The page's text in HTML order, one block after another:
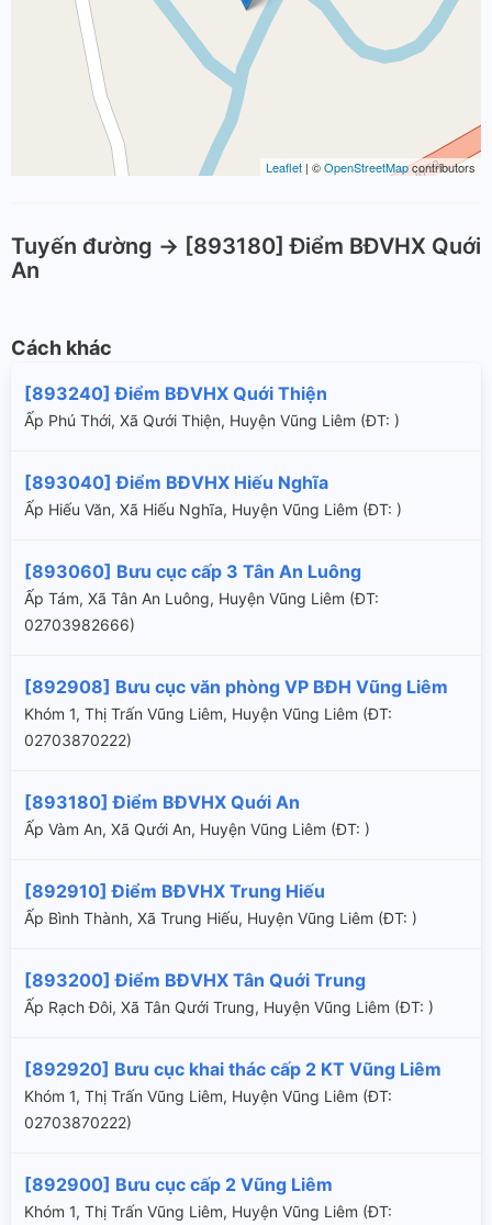
Leaflet | ©OpenStreetMapcontributors
Tuyến đường -> [893180] Điểm BĐVHX Quới
An
Cách khác
[893240] Điểm BĐVHX Quới Thiện
Ấp Phú Thới, Xã Qưới Thiện, Huyện Vũng Liêm (ÐT: )
[893040] Điểm BĐVHX Hiếu Nghĩa
Ấp Hiếu Văn, Xã Hiếu Nghĩa, Huyện Vũng Liêm (ÐT: )
[893060] Bưu cục cấp 3 Tân An Luông
Ấp Tám, Xã Tân An Luông, Huyện Vũng Liêm (ÐT:
02703982666)
[892908] Bưu cục văn phòng VP BĐH Vũng Liêm
Khóm 1, Thị Trấn Vũng Liêm, Huyện Vũng Liêm (ÐT:
02703870222)
[893180] Điểm BĐVHX Quới An
Ấp Vàm An, Xã Qưới An, Huyện Vũng Liêm (ÐT: )
[892910] Điểm BĐVHX Trung Hiếu
Ấp Bình Thành, Xã Trung Hiếu, Huyện Vũng Liêm (ÐT: )
[893200] Điểm BĐVHX Tân Quới Trung
Ấp Rạch Đôi, Xã Tân Qưới Trung, Huyện Vũng Liêm (ÐT: )
[892920] Bưu cục khai thác cấp 2 KT Vũng Liêm
Khóm 1, Thị Trấn Vũng Liêm, Huyện Vũng Liêm (ÐT:
02703870222)
[892900] Bưu cục cấp 2 Vũng Liêm
Khóm 1, Thị Trấn Vũng Liêm, Huyện Vũng Liêm (ÐT: